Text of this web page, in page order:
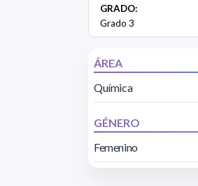
GRADO:
Grado 3
ÁREA
Química
GÉNERO
Femenino